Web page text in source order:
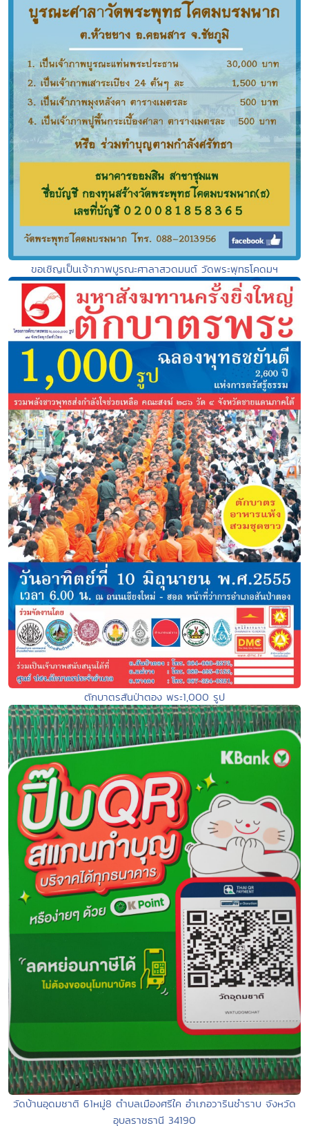
ขอเชิญเป็นเจ้าภาพบูรณะศาลาสวดมนต์ วัดพระพุทธโคดมฯ
ตักบาตรสันป่าตอง พระ1,000 รูป
วัดบ้านอุดมชาติ 61หมู่8 ตำบลเมืองศรีใค อำเภอวารินชำราบ จังหวัด
อุบลราชธานี 34190